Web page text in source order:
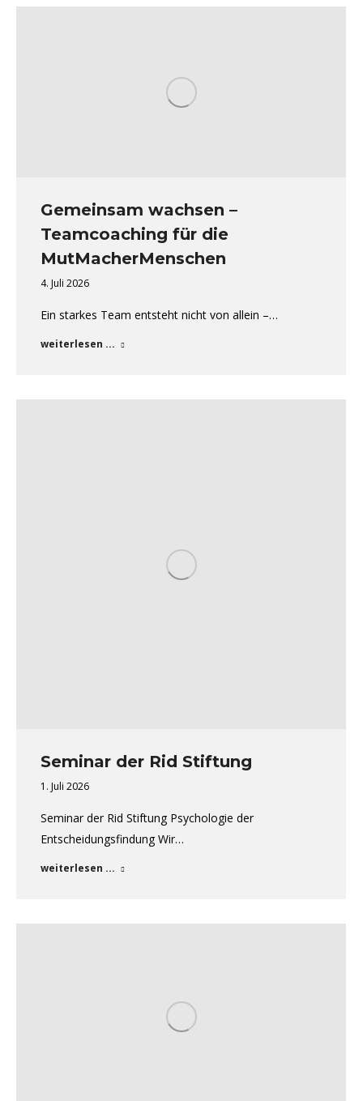
Gemeinsam wachsen –
Teamcoaching für die
MutMacherMenschen
4. Juli 2026
Ein starkes Team entsteht nicht von allein –…
weiterlesen ...
Seminar der Rid Stiftung
1. Juli 2026
Seminar der Rid Stiftung Psychologie der
Entscheidungsfindung Wir…
weiterlesen ...